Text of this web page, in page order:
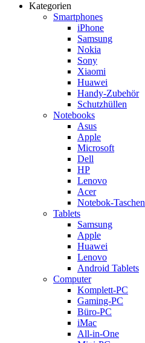
Kategorien
Smartphones
iPhone
Samsung
Nokia
Sony
Xiaomi
Huawei
Handy-Zubehör
Schutzhüllen
Notebooks
Asus
Apple
Microsoft
Dell
HP
Lenovo
Acer
Notebok-Taschen
Tablets
Samsung
Apple
Huawei
Lenovo
Android Tablets
Computer
Komplett-PC
Gaming-PC
Büro-PC
iMac
All-in-One